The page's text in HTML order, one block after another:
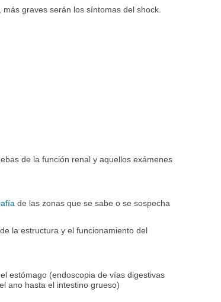
graves serán los síntomas del shock.
de la función renal y aquellos exámenes
de las zonas que se sabe o se sospecha
la estructura y el funcionamiento del
estómago (endoscopia de vías digestivas
ano hasta el intestino grueso)